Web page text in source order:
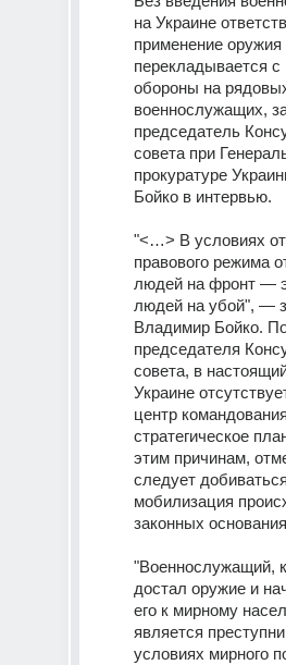
на Украине
применение оружия
перекладывается с
обороны на
военнослужащих,
председатель
совета при
прокуратуре
Бойко в интервью.
"<…> В условиях
правового режима
людей на фронт —
людей на убой", —
Владимир Бойко.
председателя
совета, в
Украине
центр
стратегическое
этим причинам,
следует
мобилизация
законных
"Военнослужащий,
достал оружие и
его к мирному
является
условиях мирного